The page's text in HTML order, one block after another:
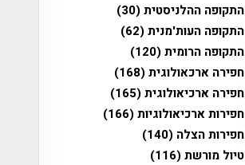
התקופה ההלניסטית(30)
התקופה העות'מנית(62)
התקופה הרומית(120)
חפירה ארכאולוגית(168)
חפירה ארכיאולוגית(165)
חפירות ארכיאולוגיות(166)
חפירות הצלה (140)
טיול מורשת(116)